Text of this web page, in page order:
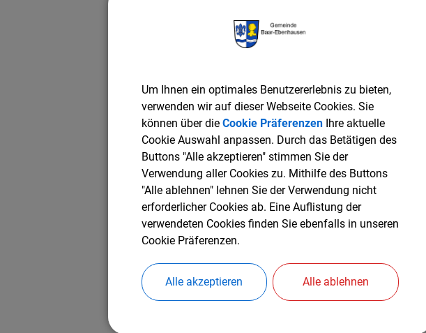
Baumfällung oder Baumveränderung; Beantragung
Bebauungsplan; Aufstellung
Erschließungsbeiträge; Erhebung
Feldgeschworene; Beauftragung
Feuerbeschau; Durchführung
Flächennutzungsplan und Bebauungsplan;
Behördenbeteiligung
Flächennutzungsplan; Aufstellung
Gemeindestraßen, Wege und Plätze; Widmung
Gemeindestraßen; Informationen zum Straßenbau
Gewerbeansiedlung; Ausweis von Gewerbegebieten
Grundstücke; Durchführung einer Umlegung
Grünordnungsplan; Informationen zur Aufstellung
Kommunale Grundstücksangelegenheiten;
Um Ihnen ein optimales Benutzererlebnis zu bieten,
verwenden wir auf dieser Webseite Cookies. Sie
können über die Cookie PräferenzenIhre aktuelle
Cookie Auswahl anpassen. Durch das Betätigen des
Buttons "Alle akzeptieren" stimmen Sie der
Verwendung aller Cookies zu. Mithilfe des Buttons
"Alle ablehnen" lehnen Sie der Verwendung nicht
erforderlicher Cookies ab. Eine Auflistung der
verwendeten Cookies finden Sie ebenfalls in unseren
Cookie Präferenzen.
Alle akzeptieren Alle ablehnen